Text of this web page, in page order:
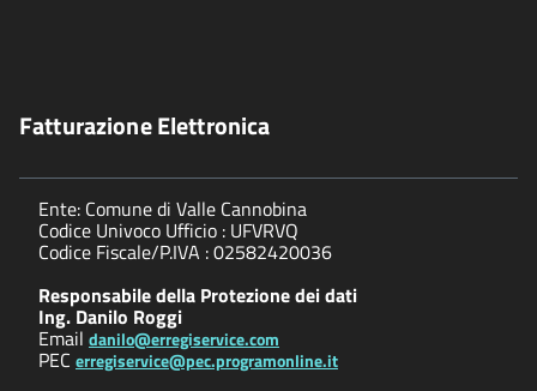
Fatturazione Elettronica
Ente: Comune di Valle Cannobina
Codice Univoco Ufficio : UFVRVQ
Codice Fiscale/P.IVA : 02582420036
Responsabile della Protezione dei dati
Ing. Danilo Roggi
Email danilo@erregiservice.com
PEC erregiservice@pec.programonline.it